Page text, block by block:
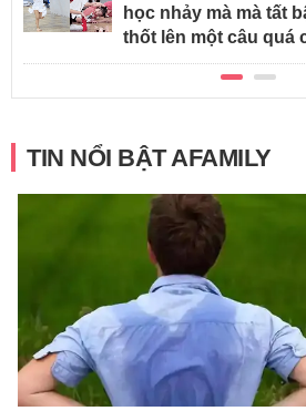
học nhảy mà mà tất
thốt lên một câu quá
TIN NỔI BẬT AFAMILY